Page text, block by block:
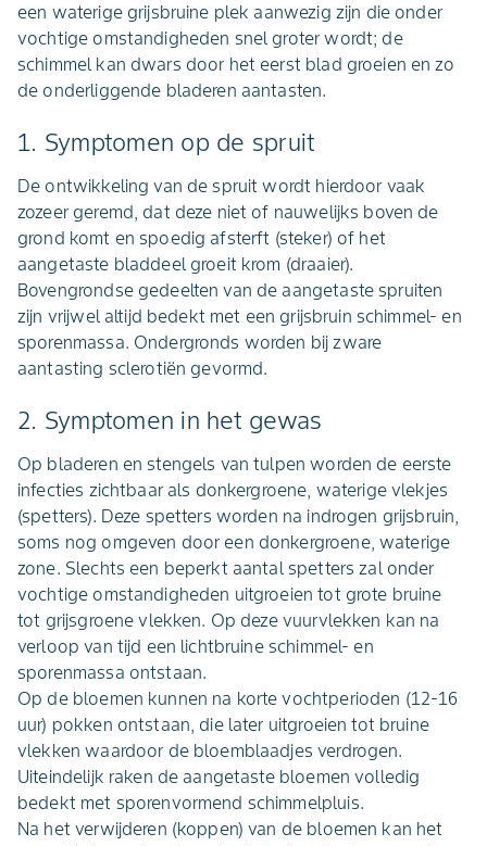
een waterige grijsbruine plek aanwezig zijn die onder
vochtige omstandigheden snel groter wordt; de
schimmel kan dwars door het eerst blad groeien en zo
de onderliggende bladeren aantasten.
1. Symptomen op de spruit
De ontwikkeling van de spruit wordt hierdoor vaak
zozeer geremd, dat deze niet of nauwelijks boven de
grond komt en spoedig afsterft (steker) of het
aangetaste bladdeel groeit krom (draaier).
Bovengrondse gedeelten van de aangetaste spruiten
zijn vrijwel altijd bedekt met een grijsbruin schimmel- en
sporenmassa. Ondergronds worden bij zware
aantasting sclerotiën gevormd.
2. Symptomen in het gewas
Op bladeren en stengels van tulpen worden de eerste
infecties zichtbaar als donkergroene, waterige vlekjes
(spetters). Deze spetters worden na indrogen grijsbruin,
soms nog omgeven door een donkergroene, waterige
zone. Slechts een beperkt aantal spetters zal onder
vochtige omstandigheden uitgroeien tot grote bruine
tot grijsgroene vlekken. Op deze vuurvlekken kan na
verloop van tijd een lichtbruine schimmel- en
sporenmassa ontstaan.
Op de bloemen kunnen na korte vochtperioden (12-16
uur) pokken ontstaan, die later uitgroeien tot bruine
vlekken waardoor de bloemblaadjes verdrogen.
Uiteindelijk raken de aangetaste bloemen volledig
bedekt met sporenvormend schimmelpluis.
Na het verwijderen (koppen) van de bloemen kan het